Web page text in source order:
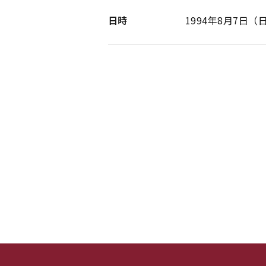
日時 1994年8月7日（日